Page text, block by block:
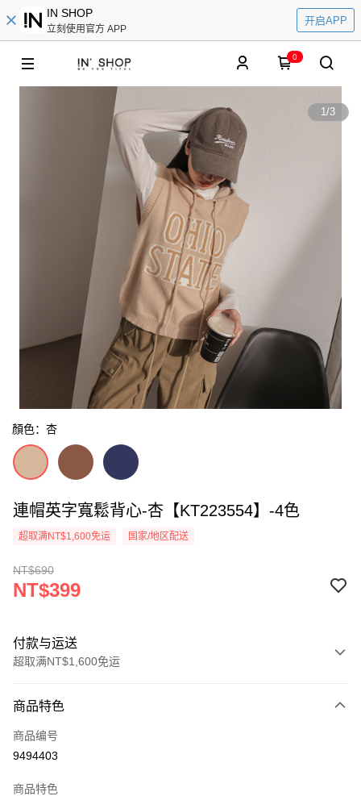
IN SHOP
立刻使用官方 APP
开启APP
0
1/3
顏色：杏
連帽英字寬鬆背心-杏【KT223554】-4色
超取满NT$1,600免运 国家/地区配送
NT$690
NT$399
付款与运送
超取满NT$1,600免运
信用卡一次付款
超商取货付款
商品特色
商品编号
9494403
商品特色